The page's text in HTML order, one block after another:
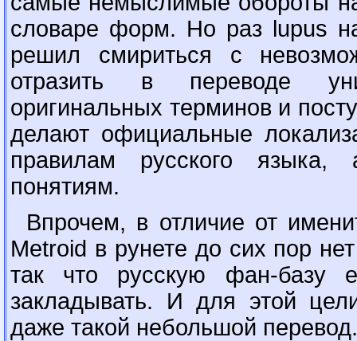
словаре форм. Но раз lupus
решил смириться с
отразить в переводе
оригинальных терминов и
делают официальные
правилам русского
понятиям.
Впрочем, в отличие от
Metroid в рунете до сих пор
так что русскую фан-базу
закладывать. И для этой
даже такой небольшой перевод.